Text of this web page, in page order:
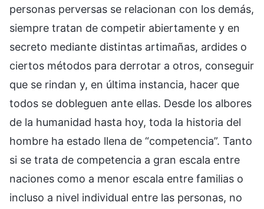
personas perversas se relacionan con los demás,
siempre tratan de competir abiertamente y en
secreto mediante distintas artimañas, ardides o
ciertos métodos para derrotar a otros, conseguir
que se rindan y, en última instancia, hacer que
todos se dobleguen ante ellas. Desde los albores
de la humanidad hasta hoy, toda la historia del
hombre ha estado llena de “competencia”. Tanto
si se trata de competencia a gran escala entre
naciones como a menor escala entre familias o
incluso a nivel individual entre las personas, no